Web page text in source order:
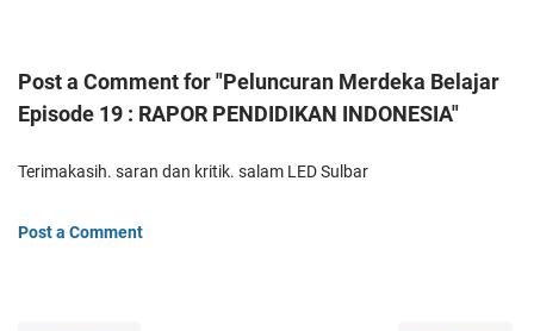
Post a Comment for "Peluncuran Merdeka Belajar
Episode 19 : RAPOR PENDIDIKAN INDONESIA"
Terimakasih. saran dan kritik. salam LED Sulbar
Post a Comment